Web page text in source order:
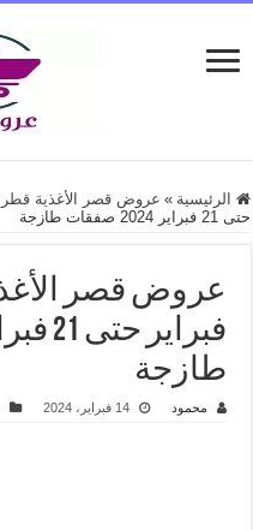
الرئيسية » عروض قصر الأغذية قطر
حتى 21 فبراير 2024 صفقات طازجة
طازجة
محمود 14 فبراير، 2024